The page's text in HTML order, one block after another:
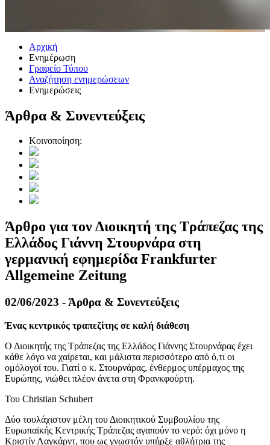
Αρχική
Ενημέρωση
Γραφείο Τύπου
Αναζήτηση ενημερώσεων
Ενημερώσεις
Άρθρα & Συνεντεύξεις
Κοινοποίηση:
Άρθρο για τον Διοικητή της Τράπεζας της
Ελλάδος Γιάννη Στουρνάρα στη
γερμανική εφημερίδα Frankfurter
Allgemeine Zeitung
02/06/2023 - Άρθρα & Συνεντεύξεις
Ένας κεντρικός τραπεζίτης σε καλή διάθεση
Ο Διοικητής της Τράπεζας της Ελλάδος Γιάννης Στουρνάρας έχει
κάθε λόγο να χαίρεται, και μάλιστα περισσότερο από ό,τι οι
ομόλογοί του. Γιατί ο κ. Στουρνάρας, ένθερμος υπέρμαχος της
Ευρώπης, νιώθει πλέον άνετα στη Φρανκφούρτη.
Του Christian Schubert
Δύο τουλάχιστον μέλη του Διοικητικού Συμβουλίου της
Ευρωπαϊκής Κεντρικής Τράπεζας αγαπούν το νερό: όχι μόνο η
Κριστίν Λαγκάρντ, που ως γνωστόν υπήρξε αθλήτρια της